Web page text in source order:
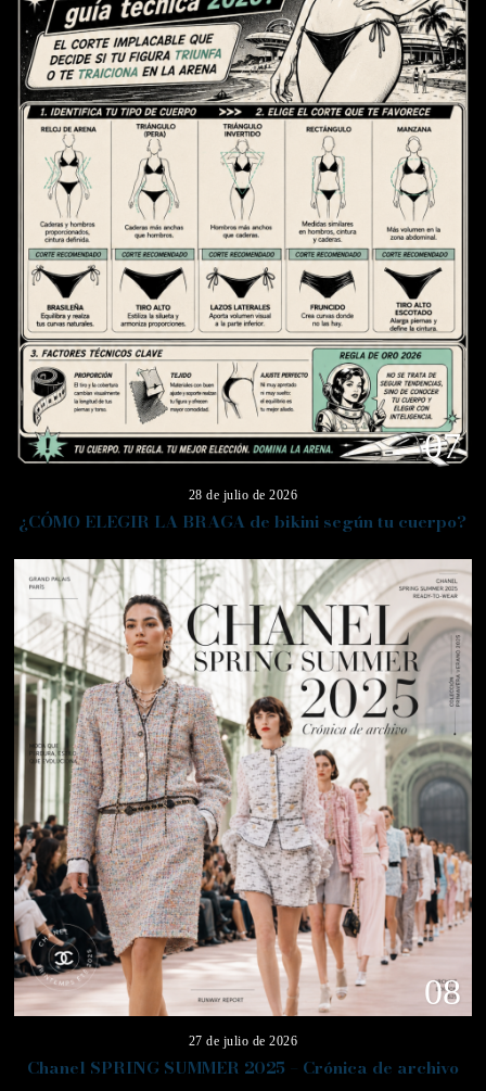
07
28 de julio de 2026
¿CÓMO ELEGIR LA BRAGA de bikini según tu cuerpo?
08
27 de julio de 2026
Chanel SPRING SUMMER 2025 – Crónica de archivo